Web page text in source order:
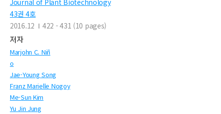
Journal of Plant Biotechnology
43권 4호
2016.12
422 - 431 (10 pages)
저자
Marjohn C. Niñ
o
Jae-Young Song
Franz Marielle Nogoy
Me-Sun Kim
Yu Jin Jung